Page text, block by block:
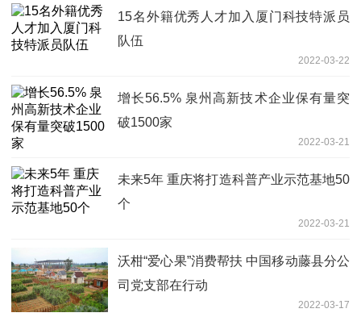
15名外籍优秀人才加入厦门科技特派员
队伍
2022-03-22
增长56.5% 泉州高新技术企业保有量突
破1500家
2022-03-21
未来5年 重庆将打造科普产业示范基地50
个
2022-03-21
沃柑“爱心果”消费帮扶 中国移动藤县分公
司党支部在行动
2022-03-17